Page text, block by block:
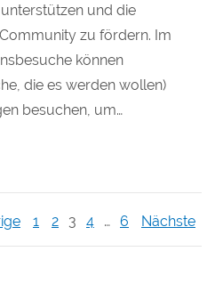
und die
zu fördern. Im
können
die es werden wollen)
besuchen, um…
1 2 3 4 … 6 Nächste